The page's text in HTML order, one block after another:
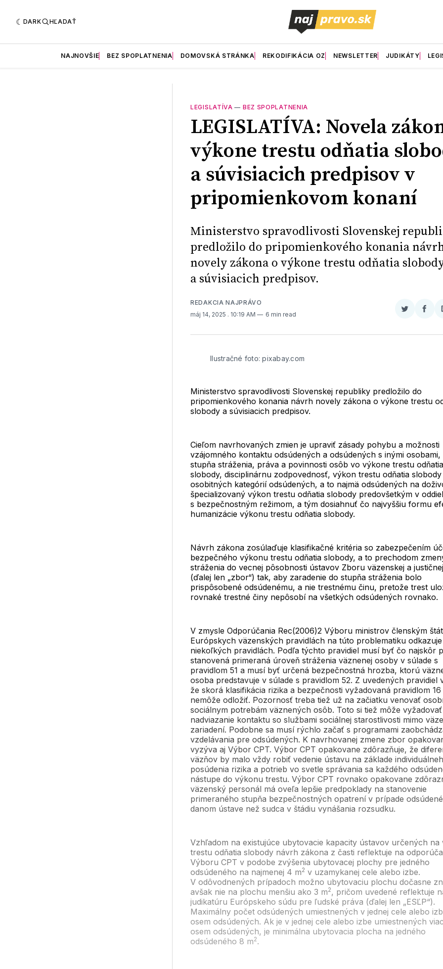
DARK HĽADAŤ
NAJNOVŠIE BEZ SPOPLATNENIA DOMOVSKÁ STRÁNKA REKODIFIKÁCIA OZ NEWSLETTER JUDIKÁTY
LEGISLATÍVA — BEZ SPOPLATNENIA
LEGISLATÍVA: Novela
výkone trestu odňatia
a súvisiacich predpisov v
pripomienkovom konaní
Ministerstvo spravodlivosti Slovenskej
predložilo do pripomienkového konania
novely zákona o výkone trestu odňatia
a súvisiacich predpisov.
REDAKCIA NAJPRÁVO
máj 14, 2025 . 10:19 AM 6 min read
Zdieľať
Twitter
Ilustračné foto: pixabay.com
Ministerstvo spravodlivosti Slovenskej republiky predložilo do
pripomienkového konania návrh novely zákona o výkone trestu
slobody a súvisiacich predpisov.
Cieľom navrhovaných zmien je upraviť zásady pohybu a možnosti
vzájomného kontaktu odsúdených a odsúdených s inými osobami,
stupňa stráženia, práva a povinnosti osôb vo výkone trestu odňatia
slobody, disciplinárnu zodpovednosť, výkon trestu odňatia slobody
osobitných kategórií odsúdených, a to najmä odsúdených na
špecializovaný výkon trestu odňatia slobody predovšetkým v
s bezpečnostným režimom, a tým dosiahnuť čo najvyššiu formu
humanizácie výkonu trestu odňatia slobody.
Návrh zákona zosúlaďuje klasifikačné kritéria so zabezpečením
bezpečného výkonu trestu odňatia slobody, a to prechodom
stráženia do vecnej pôsobnosti ústavov Zboru väzenskej a
(ďalej len „zbor“) tak, aby zaradenie do stupňa stráženia bolo
prispôsobené odsúdenému, a nie trestnému činu, pretože trest
rovnaké trestné činy nepôsobí na všetkých odsúdených rovnako.
V zmysle Odporúčania Rec(2006)2 Výboru ministrov členským
Európskych väzenských pravidlách na túto problematiku
niekoľkých pravidlách. Podľa týchto pravidiel musí byť čo najskôr
stanovená primeraná úroveň stráženia väznenej osoby v súlade s
pravidlom 51 a musí byť určená bezpečnostná hrozba, ktorú
osoba predstavuje v súlade s pravidlom 52. Z uvedených pravidiel
že skorá klasifikácia rizika a bezpečnosti vyžadovaná pravidlom 16
nemôže odložiť. Pozornosť treba tiež už na začiatku venovať
sociálnym potrebám väznených osôb. Toto si tiež môže
nadviazanie kontaktu so službami sociálnej starostlivosti mimo
zariadení. Podobne sa musí rýchlo začať s programami
vzdelávania pre odsúdených. K navrhovanej zmene zbor
vyzýva aj Výbor CPT. Výbor CPT opakovane zdôrazňuje, že
väzňov by malo vždy robiť vedenie ústavu na základe
posúdenia rizika a potrieb vo svetle správania sa každého
nástupe do výkonu trestu. Výbor CPT rovnako opakovane
väzenský personál má oveľa lepšie predpoklady na stanovenie
primeraného stupňa bezpečnostných opatrení v prípade
danom ústave než sudca v štádiu vynášania rozsudku.
Vzhľadom na existujúce ubytovacie kapacity ústavov určených na
trestu odňatia slobody návrh zákona z časti reflektuje na
Výboru CPT v podobe zvýšenia ubytovacej plochy pre jedného
odsúdeného na najmenej 4 m2 v uzamykanej cele alebo izbe.
V odôvodnených prípadoch možno ubytovaciu plochu dočasne
avšak nie na plochu menšiu ako 3 m2, pričom uvedené reflektuje
judikatúru Európskeho súdu pre ľudské práva (ďalej len „ESĽP“).
Maximálny počet odsúdených umiestnených v jednej cele alebo
osem odsúdených. Ak je v jednej cele alebo izbe umiestnených
osem odsúdených, je minimálna ubytovacia plocha na jedného
odsúdeného 8 m2.